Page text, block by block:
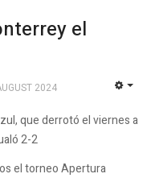
el
2024
que derrotó el viernes a
2-2
el torneo Apertura